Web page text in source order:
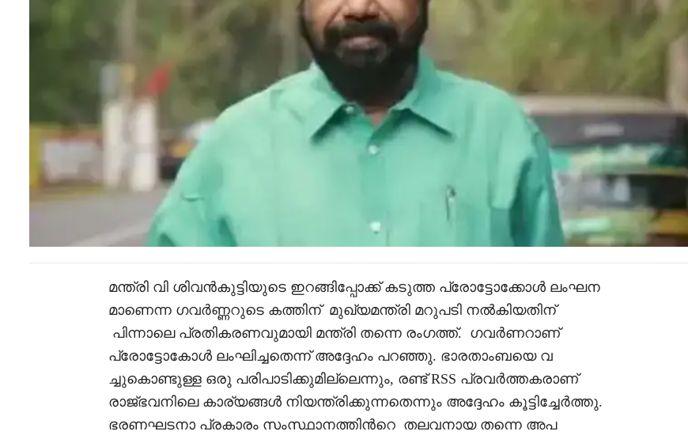
മന്ത്രി വി ശിവൻകുട്ടിയുടെ ഇറങ്ങിപ്പോക്ക് കടുത്ത പ്രോട്ടോക്കോൾ ലംഘന
മാണെന്ന ഗവർണ്ണറുടെ കത്തിന് മുഖ്യമന്ത്രി മറുപടി നൽകിയതിന്
പിന്നാലെ പ്രതികരണവുമായി മന്ത്രി തന്നെ രംഗത്ത്. ഗവർണറാണ്
പ്രോട്ടോകോൾ ലംഘിച്ചതെന്ന് അദ്ദേഹം പറഞ്ഞു. ഭാരതാംബയെ വ
ച്ചുകൊണ്ടുള്ള ഒരു പരിപാടിക്കുമില്ലെന്നും, രണ്ട് RSS പ്രവർത്തകരാണ്
രാജ്ഭവനിലെ കാര്യങ്ങൾ നിയന്ത്രിക്കുന്നതെന്നും അദ്ദേഹം കൂട്ടിച്ചേർത്തു.
ഭരണഘടനാ പ്രകാരം സംസ്ഥാനത്തിൻറെ തലവനായ തന്നെ അപ